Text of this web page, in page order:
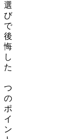
選
び
で
後
悔
し
た
つ
の
ポ
イ
ン